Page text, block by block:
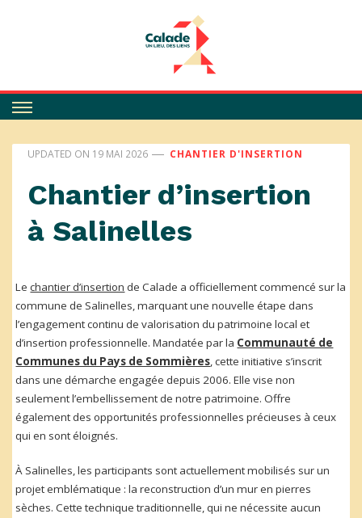
Calade
UPDATED ON 19 MAI 2026 CHANTIER D'INSERTION
Chantier d’insertion
à Salinelles
Lechantier d’insertion de Calade a officiellement commencé sur la
commune de Salinelles, marquant une nouvelle étape dans
l’engagement continu de valorisation du patrimoine local et
d’insertion professionnelle. Mandatée par la Communauté de
Communes du Pays de Sommières, cette initiative s’inscrit
dans une démarche engagée depuis 2006. Elle vise non
seulement l’embellissement de notre patrimoine. Offre
également des opportunités professionnelles précieuses à ceux
qui en sont éloignés.
À Salinelles, les participants sont actuellement mobilisés sur un
projet emblématique : la reconstruction d’un mur en pierres
sèches. Cette technique traditionnelle, qui ne nécessite aucun